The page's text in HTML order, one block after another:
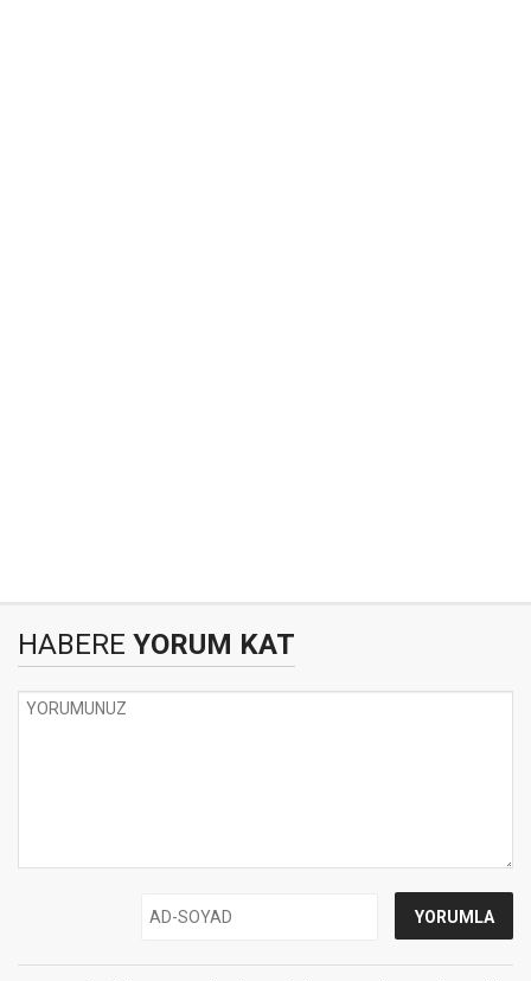
HABERE YORUM KAT